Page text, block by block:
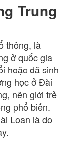
Trung
thông, là
ở quốc gia
hoặc đã sinh
học ở Đài
nên giới trẻ
phổ biến.
Loan là do